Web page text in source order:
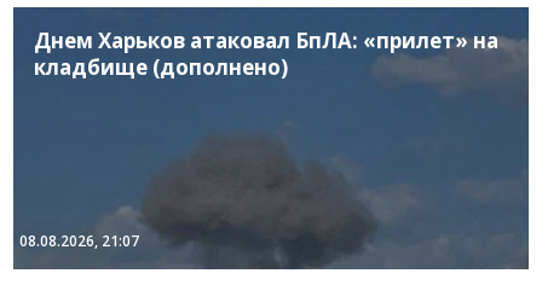
Днем Харьков атаковал БпЛА: «прилет» на
кладбище (дополнено)
08.08.2026, 21:07